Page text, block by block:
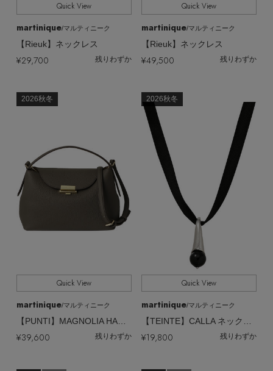
Quick View
martinique/マルティニーク
【Rieuk】ネックレス
¥49,500 残りわずか
Quick View
martinique/マルティニーク
【Rieuk】ネックレス
¥29,700 残りわずか
2026秋冬
Quick View
martinique/マルティニーク
【TEINTE】CALLA ネックレス
¥19,800 残りわずか
2026秋冬
Quick View
martinique/マルティニーク
【PUNTI】MAGNOLIA HAND バッグ
¥39,600 残りわずか